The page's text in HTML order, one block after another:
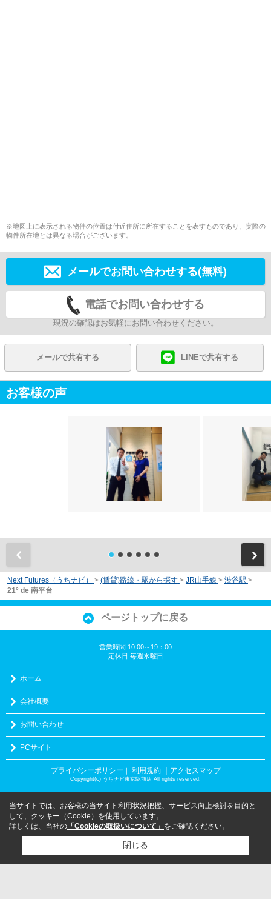
※地図上に表示される物件の位置は付近住所に所在することを表すものであり、実際の
物件所在地とは異なる場合がございます。
メールでお問い合わせする(無料)
電話でお問い合わせする
現況の確認はお気軽にお問い合わせください。
メールで共有する LINEで共有する
お客様の声
Next Futures（うちナビ） > (賃貸)路線・駅から探す > JR山手線 > 渋谷駅 >
21° de 南平台
ページトップに戻る
営業時間:10:00～19：00
定休日:毎週水曜日
ホーム
会社概要
お問い合わせ
PCサイト
プライバシーポリシー 利用規約 ｜アクセスマップ
Copyright(c) うちナビ東京駅前店 All rights reserved.
当サイトでは、お客様の当サイト利用状況把握、サービス向上検討を目的と
して、クッキー（Cookie）を使用しています。
詳しくは、当社の 「Cookieの取扱いについて」 をご確認ください。
閉じる